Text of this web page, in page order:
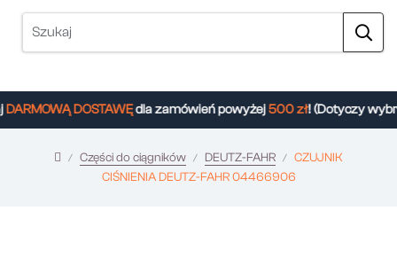
DOSTAWĘdla zamówień powyżej500 zł! (Dotyczy
Części do ciągników DEUTZ-FAHR
CZUJNIK
CIŚNIENIA DEUTZ-FAHR 04466906